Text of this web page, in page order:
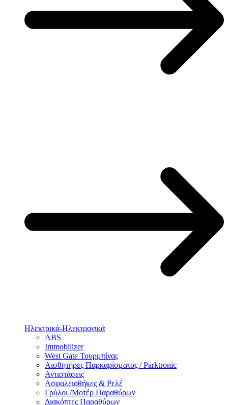
Ηλεκτρικά-Ηλεκτρονικά
ABS
Immobilizer
West Gate Τουρμπίνας
Αισθητήρες Παρκαρίσματος / Parktronic
Αντιστάσεις
Ασφαλειοθήκες & Ρελέ
Γρύλοι /Μοτέρ Παραθύρων
Διακόπτες Παραθύρων